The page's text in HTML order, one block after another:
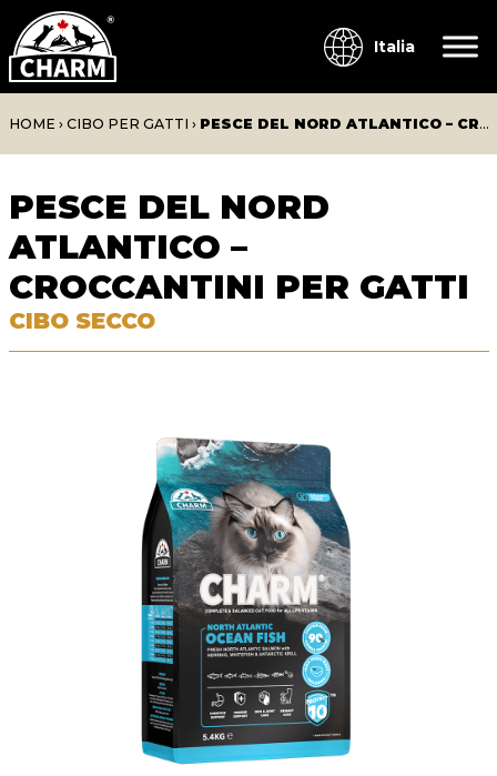
Italia
HOME › CIBO PER GATTI › PESCE DEL NORD ATLANTICO – CROCCANTINI PER GATTI
PESCE DEL NORD
ATLANTICO –
CROCCANTINI PER GATTI
CIBO SECCO